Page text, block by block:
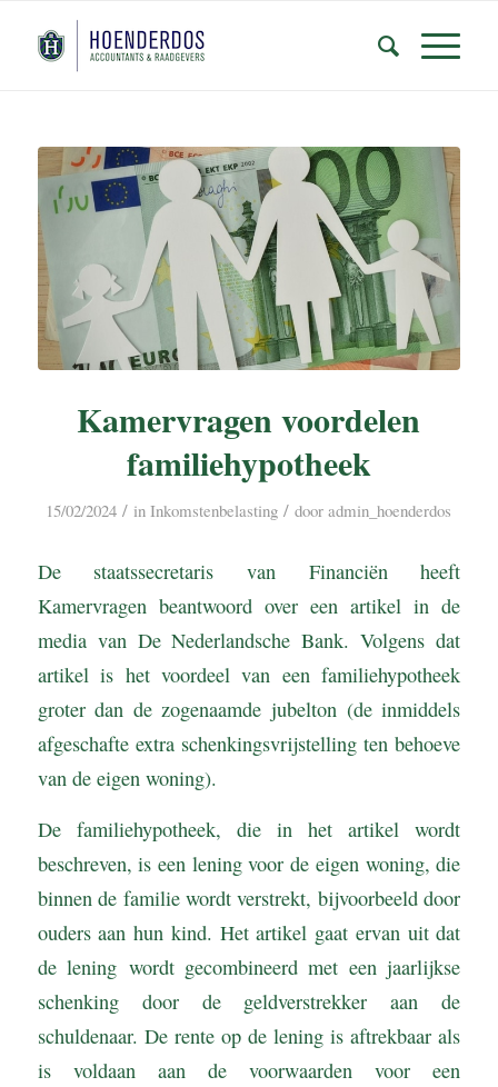
Kamervragen voordelen
familiehypotheek
15/02/2024 / inInkomstenbelasting / dooradmin_hoenderdos
De staatssecretaris van Financiën heeft
Kamervragen beantwoord over een artikel in de
media van De Nederlandsche Bank. Volgens dat
artikel is het voordeel van een familiehypotheek
groter dan de zogenaamde jubelton (de inmiddels
afgeschafte extra schenkingsvrijstelling ten behoeve
van de eigen woning).
De familiehypotheek, die in het artikel wordt
beschreven, is een lening voor de eigen woning, die
binnen de familie wordt verstrekt, bijvoorbeeld door
ouders aan hun kind. Het artikel gaat ervan uit dat
de lening wordt gecombineerd met een jaarlijkse
schenking door de geldverstrekker aan de
schuldenaar. De rente op de lening is aftrekbaar als
is voldaan aan de voorwaarden voor een